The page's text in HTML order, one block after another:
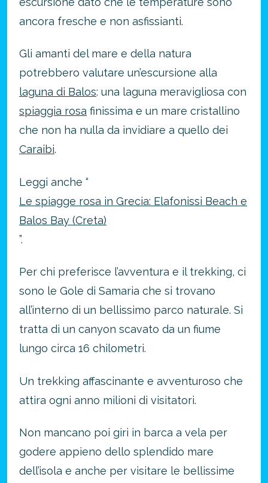
ancora fresche e non asfissianti.
Gli amanti del mare e della natura
potrebbero valutare un’escursione alla
laguna di Balos: una laguna meravigliosa con
spiaggia rosa finissima e un mare cristallino
che non ha nulla da invidiare a quello dei
Caraibi.
Leggi anche “
Le spiagge rosa in Grecia: Elafonissi Beach e
Balos Bay (Creta)
”.
Per chi preferisce l’avventura e il trekking, ci
sono le Gole di Samaria che si trovano
all’interno di un bellissimo parco naturale. Si
tratta di un canyon scavato da un fiume
lungo circa 16 chilometri.
Un trekking affascinante e avventuroso che
attira ogni anno milioni di visitatori.
Non mancano poi giri in barca a vela per
godere appieno dello splendido mare
dell’isola e anche per visitare le bellissime